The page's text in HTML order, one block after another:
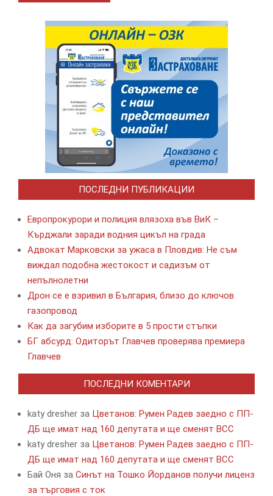
ПОСЛЕДНИ ПУБЛИКАЦИИ
Европрокурори и полиция влязоха във ВиК –
Кърджали заради водния цикъл на града
Адвокат Марковски за ужаса в Пловдив: Не съм
виждал подобна жестокост и садизъм от
непълнолетни
Дрон се е взривил в България, близо до ключов
газопровод
Как да загубим изборите в 5 прости стъпки
БГ абсурд: Одиторът Главчев проверява премиера
Главчев
ПОСЛЕДНИ КОМЕНТАРИ
katy dresher за Цветанов: Румен Радев заедно с ПП-
ДБ ще имат над 160 депутата и ще сменят ВСС
katy dresher за Цветанов: Румен Радев заедно с ПП-
ДБ ще имат над 160 депутата и ще сменят ВСС
Бай Оня за Синът на Тошко Йорданов получи лиценз
за търговия с ток